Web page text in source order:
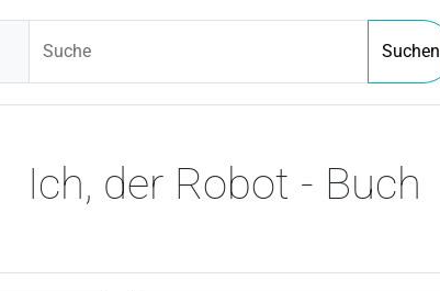
Suche Suchen
Ich, der Robot - Buch